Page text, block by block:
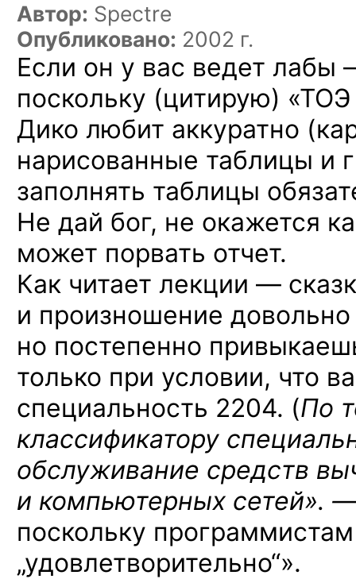
Автор: Spectre
Опубликовано: 2002 г.
Если он у вас ведет лабы
поскольку (цитирую)
Дико любит аккуратно
нарисованные таблицы и
заполнять таблицы
Не дай бог, не окажется
может порвать отчет.
Как читает лекции —
и произношение
но постепенно
только при условии, что
специальность 2204. (По
классификатору
обслуживание средств
и компьютерных сетей».
поскольку
„удовлетворительно“».